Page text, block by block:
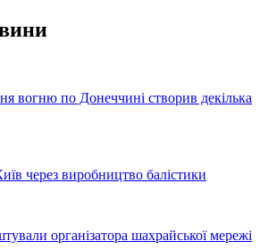
вогню по Донеччині створив декілька
через виробництво балістики
організатора шахрайської мережі